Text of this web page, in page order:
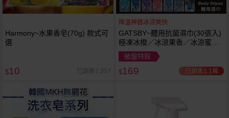
Harmony~水果香皂(70g) 款式可
選
$10 已銷售7,357
降溫神器冰涼爽快
GATSBY~體用抗菌濕巾(30張入)
極凍冰橙／冰涼果香／冰涼蜜桃
／冰涼無香／冰涼皂香／極地海
洋 款式可選
破盤特殺
$169 已銷售1.1萬